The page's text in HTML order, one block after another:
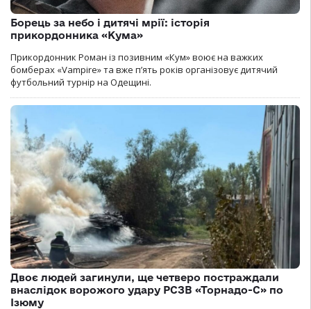
Борець за небо і дитячі мрії: історія
прикордонника «Кума»
Прикордонник Роман із позивним «Кум» воює на важких
бомберах «Vampire» та вже п’ять років організовує дитячий
футбольний турнір на Одещині.
Двоє людей загинули, ще четверо постраждали
внаслідок ворожого удару РСЗВ «Торнадо-С» по
Ізюму